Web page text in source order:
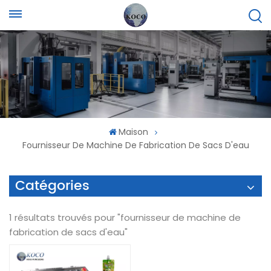
Maison
Fournisseur De Machine De Fabrication De Sacs D'eau
Catégories
1 résultats trouvés pour "fournisseur de machine de
fabrication de sacs d'eau"